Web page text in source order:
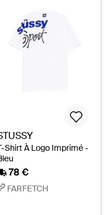
Shirt À Logo Imprimé -
78 €
FARFETCH